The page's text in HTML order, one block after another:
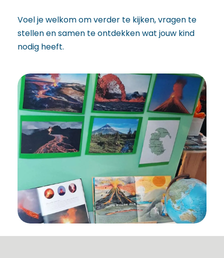
Voel je welkom om verder te kijken, vragen te
stellen en samen te ontdekken wat jouw kind
nodig heeft.